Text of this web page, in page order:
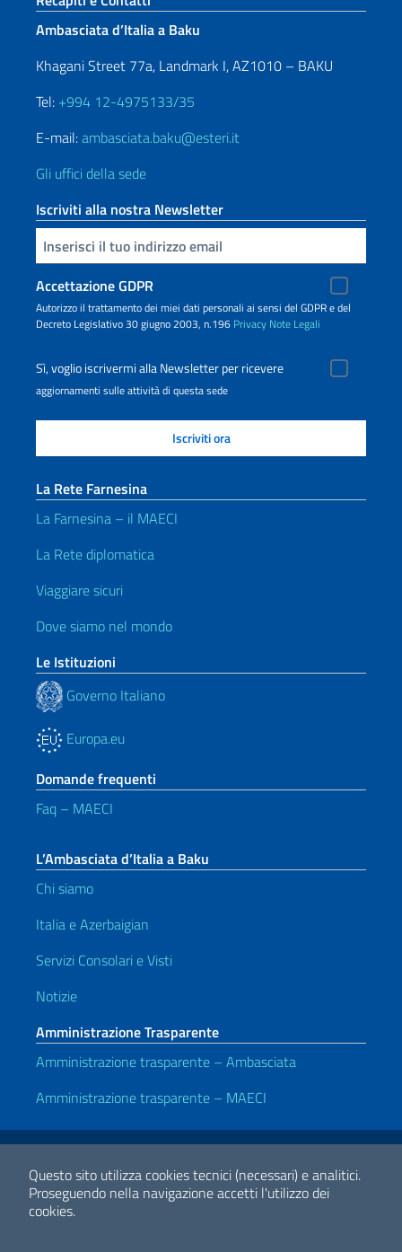
Questo sito utilizza cookies tecnici (necessari) e analitici.
Proseguendo nella navigazione accetti l'utilizzo dei
cookies.
Ambasciata d’Italia a Baku
Khagani Street 77a, Landmark I, AZ1010 – BAKU
Tel: +994 12-4975133/35
E-mail:ambasciata.baku@esteri.it
Gli uffici della sede
Iscriviti alla nostra Newsletter
Inserisci la tua email
Accettazione GDPR
Autorizzo il trattamento dei miei dati personali ai sensi del GDPR e del
Decreto Legislativo 30 giugno 2003, n.196 Privacy Note Legali
Sì, voglio iscrivermi alla Newsletter per ricevere
aggiornamenti sulle attività di questa sede
La Rete Farnesina
La Farnesina – il MAECI
La Rete diplomatica
Viaggiare sicuri
Dove siamo nel mondo
Le Istituzioni
Governo Italiano
Europa.eu
Domande frequenti
Faq – MAECI
L’Ambasciata d’Italia a Baku
Chi siamo
Italia e Azerbaigian
Servizi Consolari e Visti
Notizie
Amministrazione Trasparente
Amministrazione trasparente – Ambasciata
Amministrazione trasparente – MAECI
Link Utili